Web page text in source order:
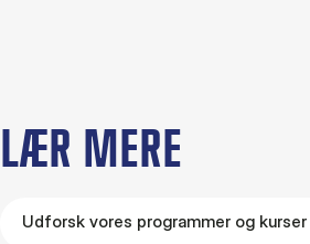
LÆR MERE
Udforsk vores programmer og kurser